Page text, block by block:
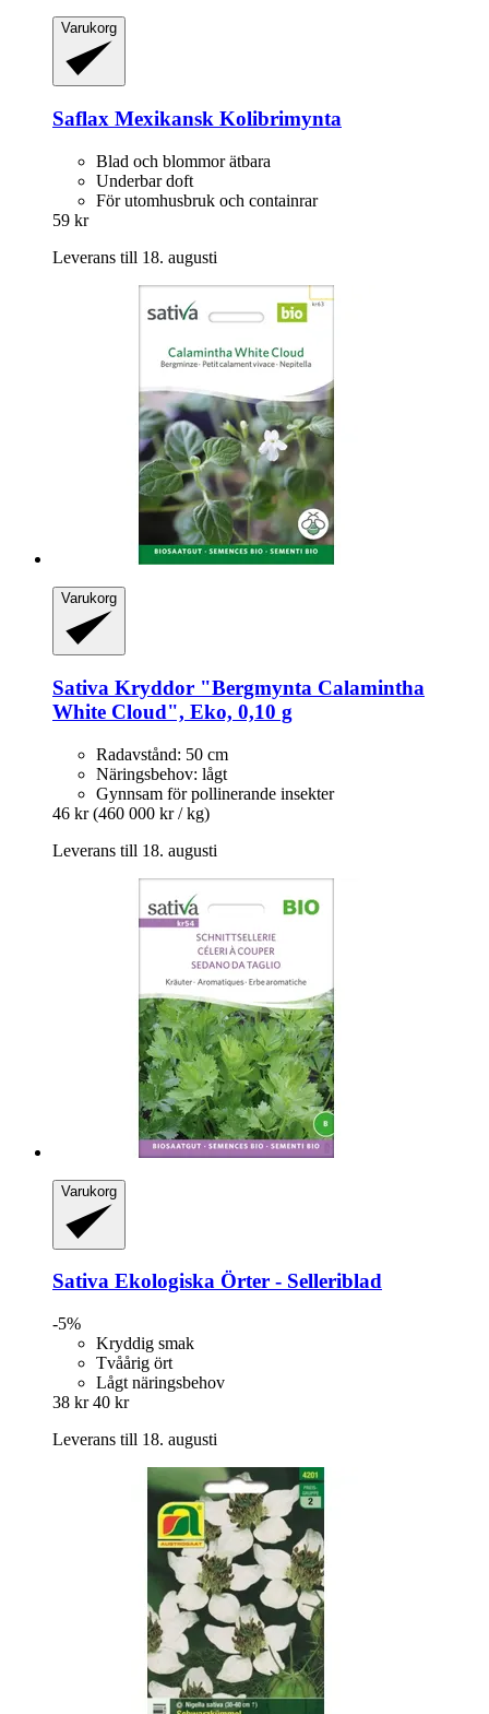
Varukorg
Saflax Mexikansk Kolibrimynta
Blad och blommor ätbara
Underbar doft
För utomhusbruk och containrar
59 kr
Leverans till 18. augusti
Varukorg
Sativa Kryddor "Bergmynta Calamintha
White Cloud", Eko, 0,10 g
Radavstånd: 50 cm
Näringsbehov: lågt
Gynnsam för pollinerande insekter
46 kr (460 000 kr / kg)
Leverans till 18. augusti
Varukorg
Sativa Ekologiska Örter -​ Selleriblad
-5%
Kryddig smak
Tvåårig ört
Lågt näringsbehov
38 kr 40 kr
Leverans till 18. augusti